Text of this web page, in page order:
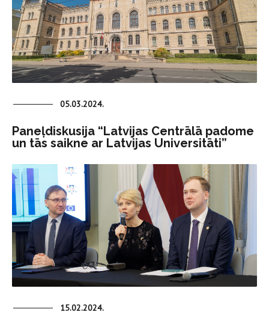
05.03.2024.
Paneļdiskusija “Latvijas Centrālā padome
un tās saikne ar Latvijas Universitāti”
15.02.2024.